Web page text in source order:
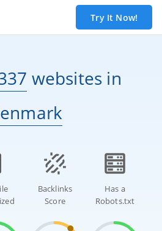
Try It Now!
websites in
Backlinks
Score
Has a
Robots.txt